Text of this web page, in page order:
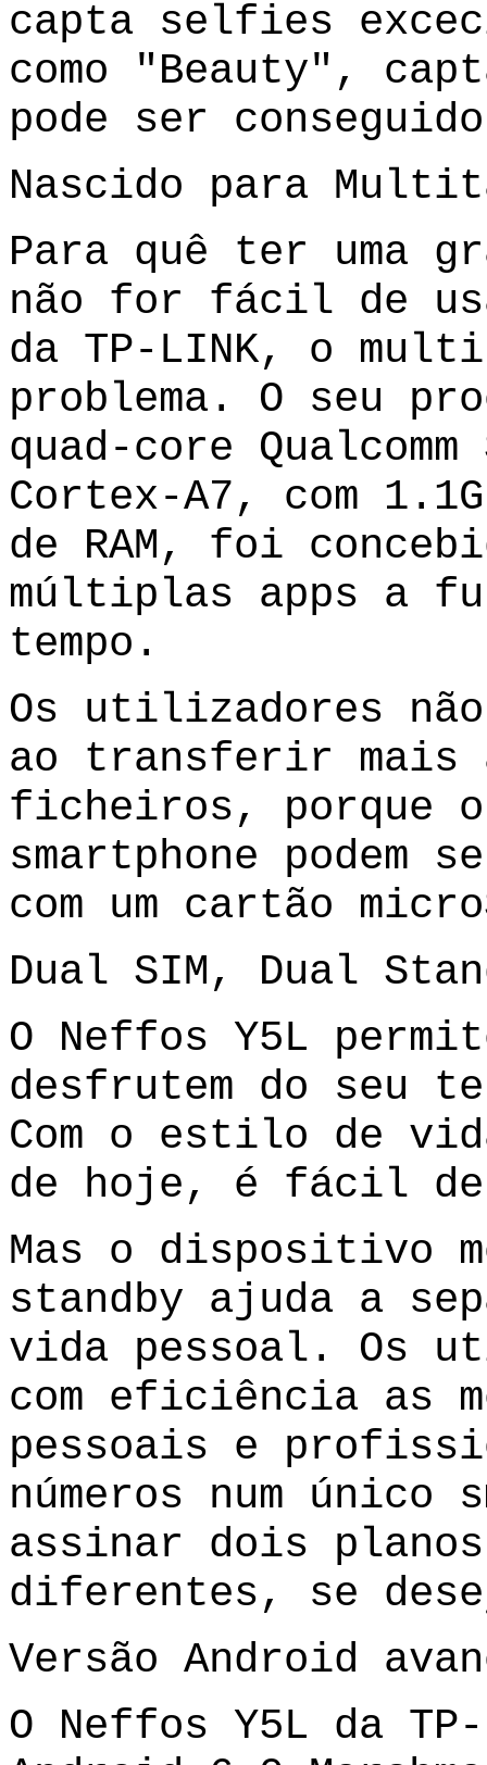
capta selfies
como "Beauty",
pode ser
Nascido para
Para quê ter uma
não for fácil de
da TP-LINK, o
problema. O seu
quad-core Qualcomm
Cortex-A7, com
de RAM, foi
múltiplas apps a
tempo.
Os utilizadores
ao transferir mais
ficheiros, porque os
smartphone podem
com um cartão
Dual SIM, Dual
O Neffos Y5L
desfrutem do seu
Com o estilo de
de hoje, é fácil
Mas o dispositivo
standby ajuda a
vida pessoal. Os
com eficiência as
pessoais e
números num único
assinar dois
diferentes, se
Versão Android
O Neffos Y5L da